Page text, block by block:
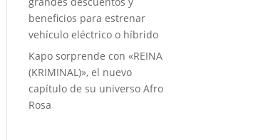
beneficios para estrenar
vehículo eléctrico o híbrido
Kapo sorprende con «REINA
(KRIMINAL)», el nuevo
capítulo de su universo Afro
Rosa